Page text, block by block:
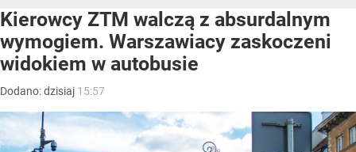
Kierowcy ZTM walczą z absurdalnym
wymogiem. Warszawiacy zaskoczeni
widokiem w autobusie
Dodano:dzisiaj 15:57